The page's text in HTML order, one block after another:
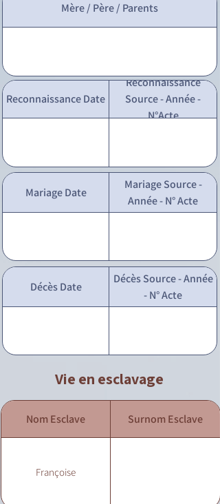
Mère / Père / Parents
Reconnaissance Date
Reconnaissance
Source - Année -
N°Acte
Mariage Date
Mariage Source -
Année - N° Acte
Décès Date
Décès Source - Année
- N° Acte
Vie en esclavage
Nom Esclave Surnom Esclave
Françoise